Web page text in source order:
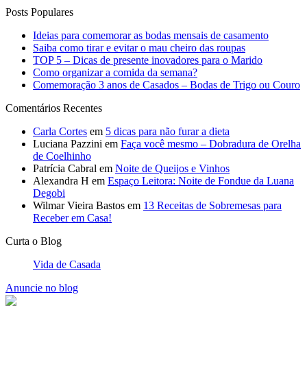
Posts Populares
Ideias para comemorar as bodas mensais de casamento
Saiba como tirar e evitar o mau cheiro das roupas
TOP 5 – Dicas de presente inovadores para o Marido
Como organizar a comida da semana?
Comemoração 3 anos de Casados – Bodas de Trigo ou Couro
Comentários Recentes
Carla Cortes em 5 dicas para não furar a dieta
Luciana Pazzini em Faça você mesmo – Dobradura de Orelha
de Coelhinho
Patrícia Cabral em Noite de Queijos e Vinhos
Alexandra H em Espaço Leitora: Noite de Fondue da Luana
Degobi
Wilmar Vieira Bastos em 13 Receitas de Sobremesas para
Receber em Casa!
Curta o Blog
Vida de Casada
Anuncie no blog